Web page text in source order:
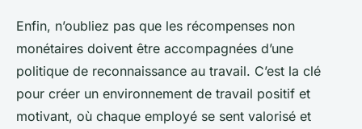
Enfin, n’oubliez pas que les récompenses non
monétaires doivent être accompagnées d’une
politique de reconnaissance au travail. C’est la clé
pour créer un environnement de travail positif et
motivant, où chaque employé se sent valorisé et